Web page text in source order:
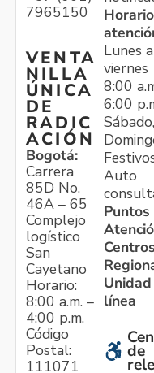
7965150
VENTA
NILLA
ÚNICA
DE
RADIC
ACIÓN
Bogotá:
Carrera
85D No.
46A – 65
Complejo
logístico
San
Cayetano
Horario:
8:00 a.m. –
4:00 p.m.
Código
Postal:
111071
Lunes a
viernes
8:00
6:00
Sábado,
Auto
Puntos
Centros
línea
de